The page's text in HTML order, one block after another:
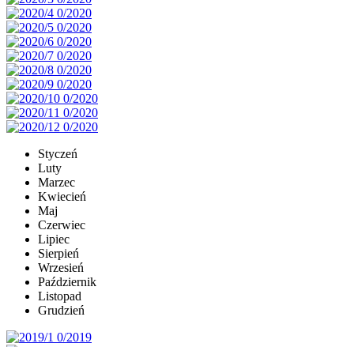
Styczeń
Luty
Marzec
Kwiecień
Maj
Czerwiec
Lipiec
Sierpień
Wrzesień
Październik
Listopad
Grudzień